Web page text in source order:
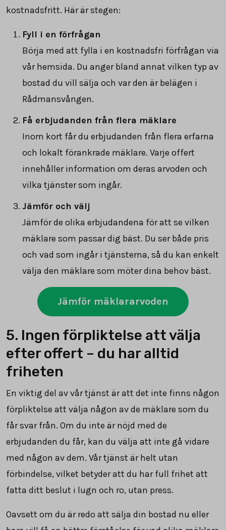
kostnadsfritt. Här är stegen:
Fyll i en förfrågan
Börja med att fylla i en kostnadsfri förfrågan via
vår hemsida. Du anger bland annat vilken typ av
bostad du vill sälja och var den är belägen i
Rådmansvången.
Få erbjudanden från flera mäklare
Inom kort får du erbjudanden från flera erfarna
och lokalt förankrade mäklare. Varje offert
innehåller information om deras arvoden och
vilka tjänster som ingår.
Jämför och välj
Jämför de olika erbjudandena för att se vilken
mäklare som passar dig bäst. Du ser både pris
och vad som ingår i tjänsterna, så du kan enkelt
välja den mäklare som möter dina behov bäst.
Jämför mäklararvoden
5. Ingen förpliktelse att välja
efter offert – du har alltid
friheten
En viktig del av vår tjänst är att det inte finns någon
förpliktelse att välja någon av de mäklare som du
får svar från. Om du inte är nöjd med de
erbjudanden du får, kan du välja att inte gå vidare
med någon av dem. Vår tjänst är helt utan
förbindelse, vilket betyder att du har full frihet att
fatta ditt beslut i lugn och ro, utan press.
Oavsett om du är redo att sälja din bostad nu eller